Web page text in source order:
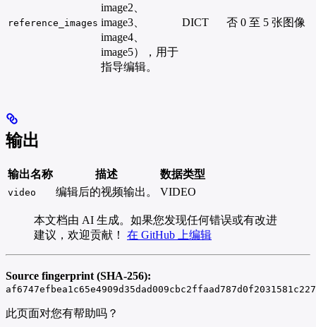
reference_images
image2、
image3、
image4、
image5），用于
指导编辑。
DICT 否 0 至 5 张图像
输出
输出名称 描述 数据类型
video 编辑后的视频输出。 VIDEO
本文档由 AI 生成。如果您发现任何错误或有改进
建议，欢迎贡献！ 在 GitHub 上编辑
Source fingerprint (SHA-256):
此页面对您有帮助吗？